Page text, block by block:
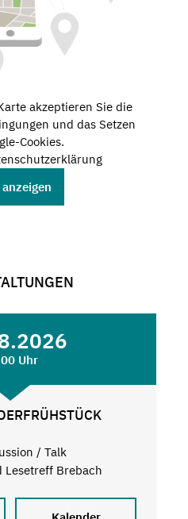
akzeptieren Sie die
und das Setzen
Cookies.
Uhr
/ Talk
Brebach